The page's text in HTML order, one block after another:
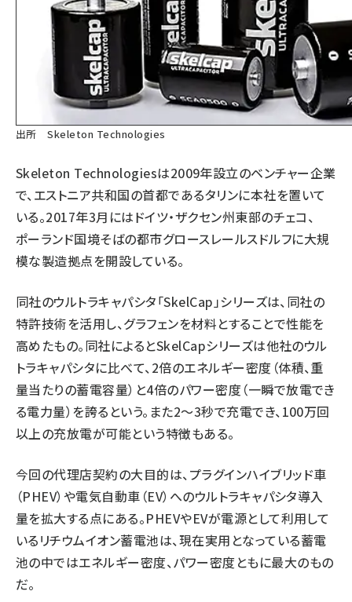
出所 Skeleton Technologies
Skeleton Technologiesは2009年設立のベンチャー企業
で、エストニア共和国の首都であるタリンに本社を置いて
いる。2017年3月にはドイツ・ザクセン州東部のチェコ、
ポーランド国境そばの都市グロースレールスドルフに大規
模な製造拠点を開設している。
同社のウルトラキャパシタ「SkelCap」シリーズは、同社の
特許技術を活用し、グラフェンを材料とすることで性能を
高めたもの。同社によるとSkelCapシリーズは他社のウル
トラキャパシタに比べて、2倍のエネルギー密度（体積、重
量当たりの蓄電容量）と4倍のパワー密度（一瞬で放電でき
る電力量）を誇るという。また2～3秒で充電でき、100万回
以上の充放電が可能という特徴もある。
今回の代理店契約の大目的は、プラグインハイブリッド車
（PHEV）や電気自動車（EV）へのウルトラキャパシタ導入
量を拡大する点にある。PHEVやEVが電源として利用して
いるリチウムイオン蓄電池は、現在実用となっている蓄電
池の中ではエネルギー密度、パワー密度ともに最大のもの
だ。